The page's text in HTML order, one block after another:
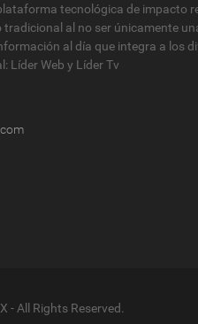
tecnológica de impacto
tradicional al no ser únicamente
al día que integra a los
Líder Web y Líder Tv
- All Rights Reserved.